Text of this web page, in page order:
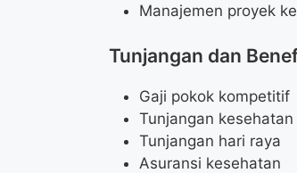
Manajemen proyek
Tunjangan dan
Gaji pokok kompetitif
Tunjangan kesehatan
Tunjangan hari raya
Asuransi kesehatan